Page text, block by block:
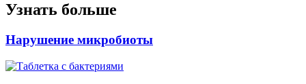
Узнать больше
Нарушение микробиоты